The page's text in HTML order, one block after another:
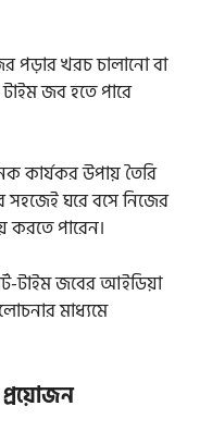
পড়ার খরচ চালানো বা
জব হতে পারে
কার্যকর উপায় তৈরি
ঘরে বসে নিজের
পারেন।
টাইম জবের আইডিয়া
মাধ্যমে
প্রয়োজন